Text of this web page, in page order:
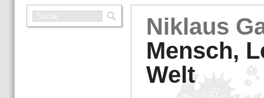
Ni­klaus
Mensch,
Welt